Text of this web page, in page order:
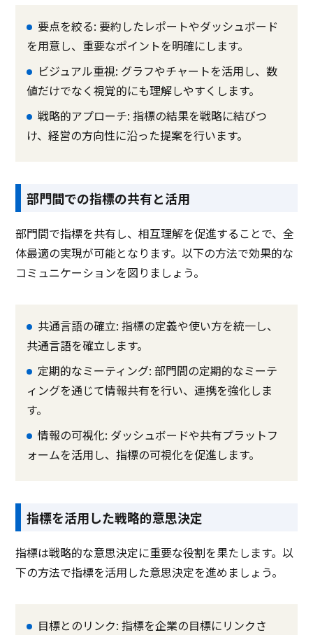
要点を絞る: 要約したレポートやダッシュボード
を用意し、重要なポイントを明確にします。
ビジュアル重視: グラフやチャートを活用し、数
値だけでなく視覚的にも理解しやすくします。
戦略的アプローチ: 指標の結果を戦略に結びつ
け、経営の方向性に沿った提案を行います。
部門間での指標の共有と活用
部門間で指標を共有し、相互理解を促進することで、全
体最適の実現が可能となります。以下の方法で効果的な
コミュニケーションを図りましょう。
共通言語の確立: 指標の定義や使い方を統一し、
共通言語を確立します。
定期的なミーティング: 部門間の定期的なミーテ
ィングを通じて情報共有を行い、連携を強化しま
す。
情報の可視化: ダッシュボードや共有プラットフ
ォームを活用し、指標の可視化を促進します。
指標を活用した戦略的意思決定
指標は戦略的な意思決定に重要な役割を果たします。以
下の方法で指標を活用した意思決定を進めましょう。
目標とのリンク: 指標を企業の目標にリンクさ